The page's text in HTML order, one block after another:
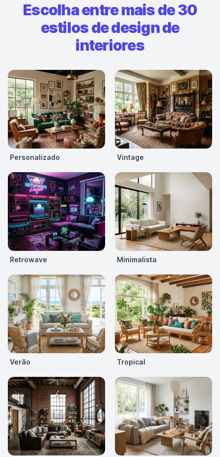
Escolha entre mais de 30
estilos de design de
interiores
Personalizado Vintage
Retrowave Minimalista
Verão Tropical